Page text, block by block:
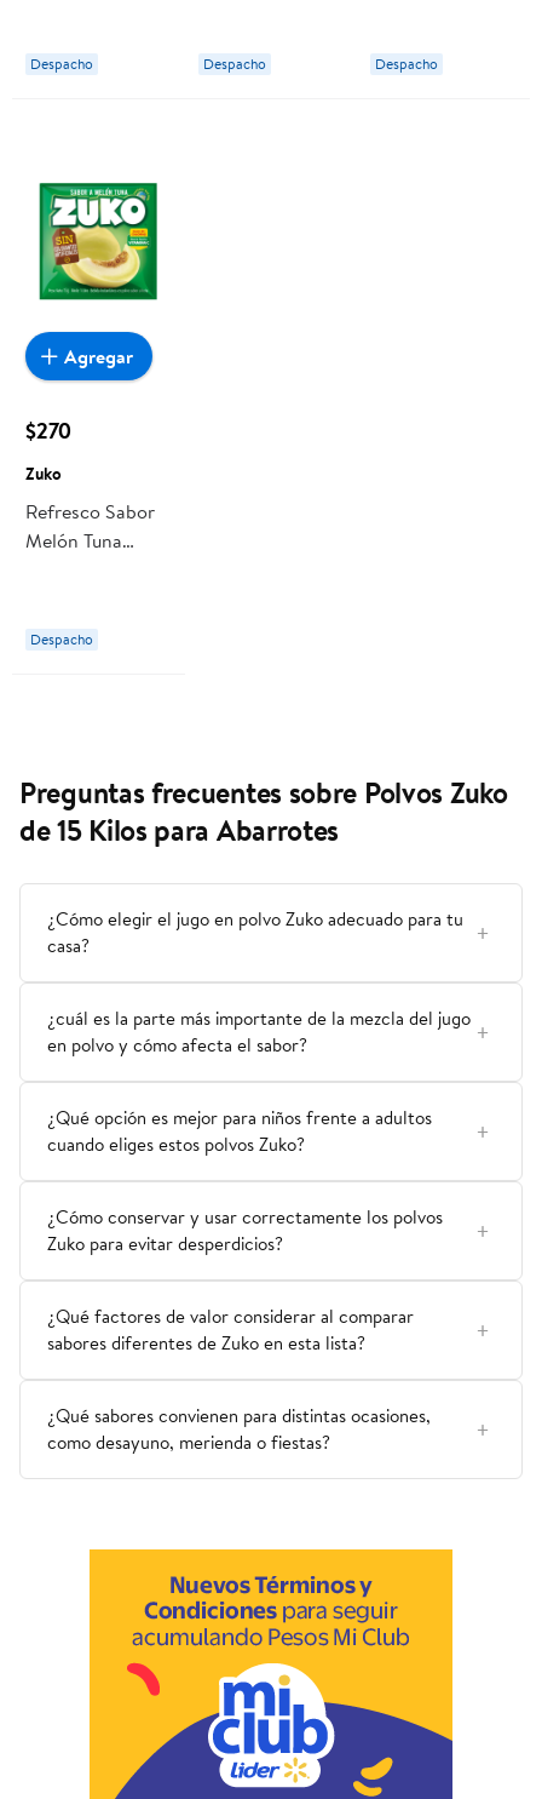
Despacho Despacho Despacho
$270
Zuko
Refresco Sabor
Melón Tuna
Despacho
Agregar
Preguntas frecuentes sobre Polvos Zuko
de 15 Kilos para Abarrotes
¿Cómo elegir el jugo en polvo Zuko adecuado para tu
casa?
¿cuál es la parte más importante de la mezcla del jugo
en polvo y cómo afecta el sabor?
¿Qué opción es mejor para niños frente a adultos
cuando eliges estos polvos Zuko?
¿Cómo conservar y usar correctamente los polvos
Zuko para evitar desperdicios?
¿Qué factores de valor considerar al comparar
sabores diferentes de Zuko en esta lista?
¿Qué sabores convienen para distintas ocasiones,
como desayuno, merienda o fiestas?